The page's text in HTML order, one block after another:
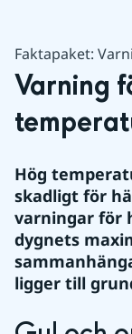
Faktapaket:
Varning
Hög
skadligt för
varningar för
dygnets
ligger till